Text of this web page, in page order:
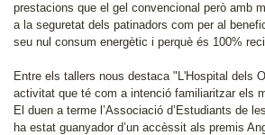
prestacions que el gel convencional però amb
a la seguretat dels patinadors com per al
seu nul consum energètic i perquè és 100%
Entre els tallers nous destaca "L'Hospital dels
activitat que té com a intenció familiaritzar els
El duen a terme l’Associació d’Estudiants de
ha estat guanyador d’un accèssit als premis